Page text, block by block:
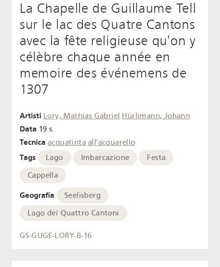
La Chapelle de Guillaume Tell
sur le lac des Quatre Cantons
avec la fête religieuse qu'on y
célèbre chaque année en
memoire des événemens de
1307
Artisti Lory, Mathias Gabriel Hürlimann, Johann
Data 19 s.
Tecnica acquatinta all'acquarello
Tags Lago Imbarcazione
Festa
Cappella
Geografia
Seelisberg
Lago dei Quattro Cantoni
GS-GUGE-LORY-B-16